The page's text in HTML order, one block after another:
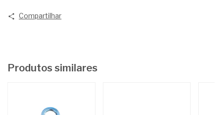
Compartilhar
Produtos similares